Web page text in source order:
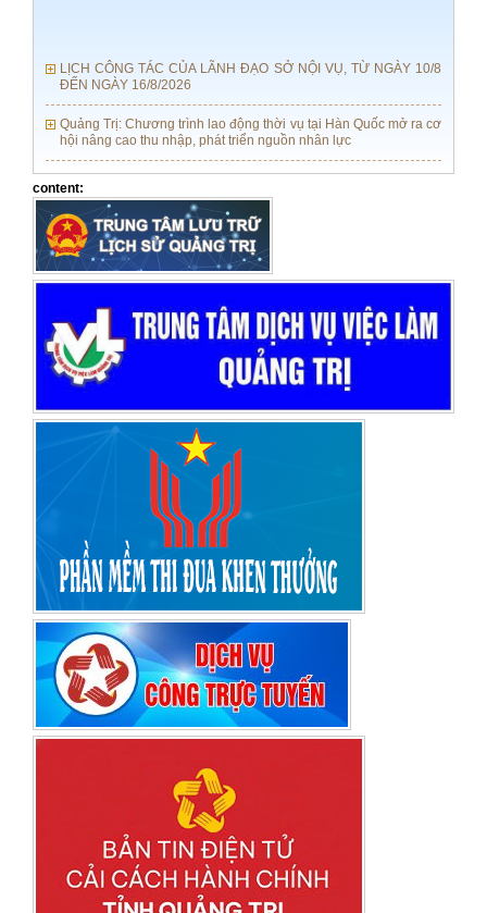
LỊCH CÔNG TÁC CỦA LÃNH ĐẠO SỞ NỘI VỤ, TỪ NGÀY 10/8
ĐẾN NGÀY 16/8/2026
Quảng Trị: Chương trình lao động thời vụ tại Hàn Quốc mở ra cơ
hội nâng cao thu nhập, phát triển nguồn nhân lực
Những điểm mới trong quản lý, sử dung công chức theo Nghị
định số 300-NĐ-CP của Chính phủ
TẬP HUẤN CÔNG TÁC VĂN THƯ LƯU TRỮ NĂM 2026
LỊCH CÔNG TÁC CỦA LÃNH ĐẠO SỞ NỘI VỤ, TỪ NGÀY 03/8
ĐẾN NGÀY 09/8/2026
content: